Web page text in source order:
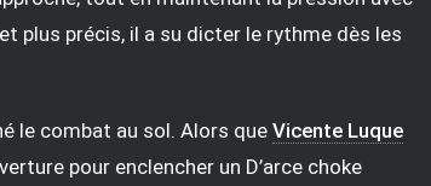
plus précis, il a su dicter le rythme dès les
le combat au sol. Alors que Vicente Luque
pour enclencher un D’arce choke